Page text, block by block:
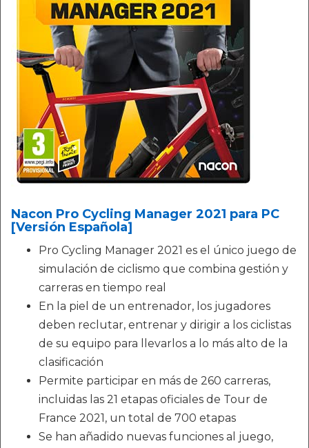
Nacon Pro Cycling Manager 2021 para PC
[Versión Española]
Pro Cycling Manager 2021 es el único juego de
simulación de ciclismo que combina gestión y
carreras en tiempo real
En la piel de un entrenador, los jugadores
deben reclutar, entrenar y dirigir a los ciclistas
de su equipo para llevarlos a lo más alto de la
clasificación
Permite participar en más de 260 carreras,
incluidas las 21 etapas oficiales de Tour de
France 2021, un total de 700 etapas
Se han añadido nuevas funciones al juego,